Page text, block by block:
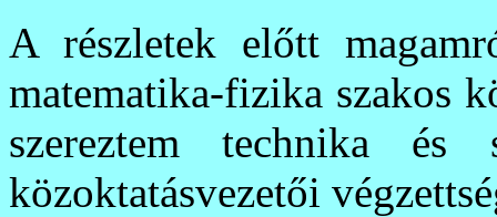
A részletek előtt
matematika-fizika szakos
szereztem technika és
közoktatásvezetői